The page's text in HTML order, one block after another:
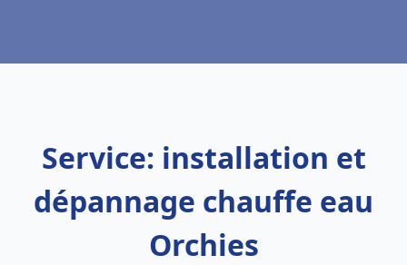
Service: installation et
dépannage chauffe eau
Orchies